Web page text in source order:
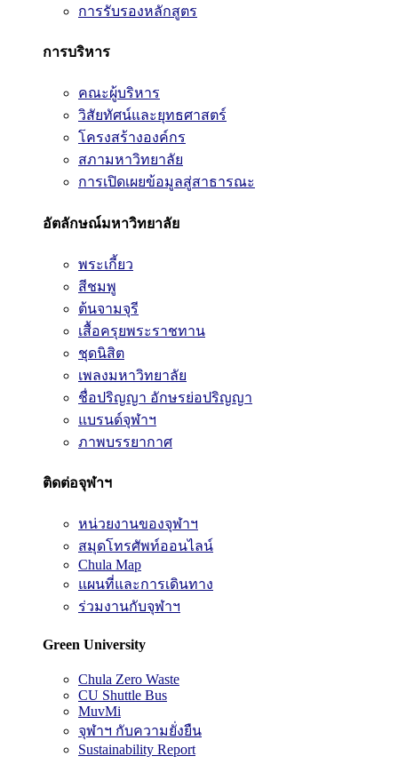
การรับรองหลักสูตร
การบริหาร
คณะผู้บริหาร
วิสัยทัศน์และยุทธศาสตร์
โครงสร้างองค์กร
สภามหาวิทยาลัย
การเปิดเผยข้อมูลสู่สาธารณะ
อัตลักษณ์มหาวิทยาลัย
พระเกี้ยว
สีชมพู
ต้นจามจุรี
เสื้อครุยพระราชทาน
ชุดนิสิต
เพลงมหาวิทยาลัย
ชื่อปริญญา อักษรย่อปริญญา
แบรนด์จุฬาฯ
ภาพบรรยากาศ
ติดต่อจุฬาฯ
หน่วยงานของจุฬาฯ
สมุดโทรศัพท์ออนไลน์
Chula Map
แผนที่และการเดินทาง
ร่วมงานกับจุฬาฯ
Green University
Chula Zero Waste
CU Shuttle Bus
MuvMi
จุฬาฯ กับความยั่งยืน
Sustainability Report